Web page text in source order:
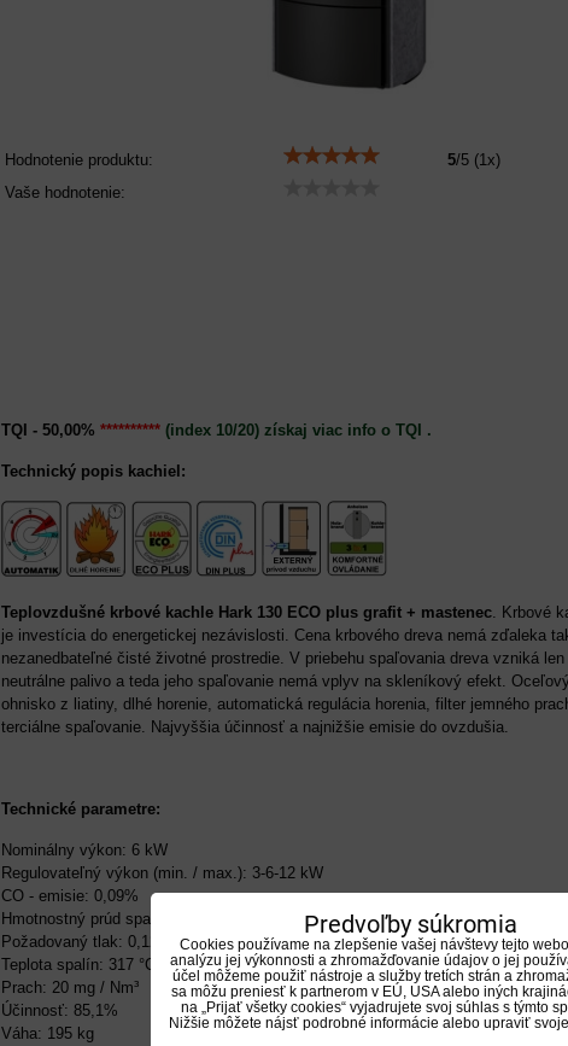
Hodnotenie produktu: 5/5 (1x)
Vaše hodnotenie:
TQI - 50,00% ********** (index 10/20) získaj viac info o TQI .
Technický popis kachiel:
Teplovzdušné krbové kachle Hark 130 ECO plus grafit + mastenec. Krbové
je investícia do energetickej nezávislosti. Cena krbového dreva nemá zďaleka
nezanedbateľné čisté životné prostredie. V priebehu spaľovania dreva vzniká
neutrálne palivo a teda jeho spaľovanie nemá vplyv na skleníkový efekt.
ohnisko z liatiny, dlhé horenie, automatická regulácia horenia, filter jemného
terciálne spaľovanie. Najvyššia účinnosť a najnižšie emisie do ovzdušia.
Technické parametre:
Nominálny výkon: 6 kW
Regulovateľný výkon (min. / max.): 3-6-12 kW
CO - emisie: 0,09%
Hmotnostný prúd spalín: 6,3 g/s
Požadovaný tlak: 0,12 mbar
Teplota spalín: 317 °C
Prach: 20 mg / Nm³
Účinnosť: 85,1%
Váha: 195 kg
Predvoľby súkromia
Cookies používame na zlepšenie vašej návštevy tejto
analýzu jej výkonnosti a zhromažďovanie údajov o jej
účel môžeme použiť nástroje a služby tretích strán a
sa môžu preniesť k partnerom v EÚ, USA alebo iných
na „Prijať všetky cookies“ vyjadrujete svoj súhlas s týmto
Nižšie môžete nájsť podrobné informácie alebo upraviť